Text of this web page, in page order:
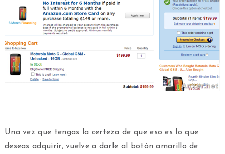
Una vez que tengas la certeza de que eso es lo que
deseas adquirir, vuelve a darle al botón amarillo de